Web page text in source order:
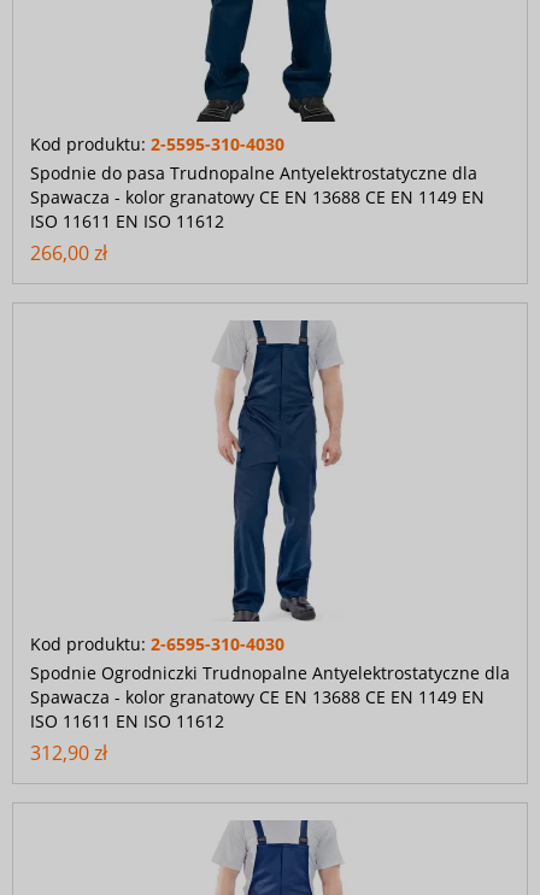
Kod produktu: 2-5595-310-4030
Spodnie do pasa Trudnopalne Antyelektrostatyczne dla
Spawacza - kolor granatowy CE EN 13688 CE EN 1149 EN
ISO 11611 EN ISO 11612
266,00 zł
Kod produktu: 2-6595-310-4030
Spodnie Ogrodniczki Trudnopalne Antyelektrostatyczne dla
Spawacza - kolor granatowy CE EN 13688 CE EN 1149 EN
ISO 11611 EN ISO 11612
312,90 zł